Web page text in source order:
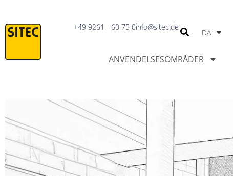
+49 9261 - 60 75 0info@sitec.de
DA
PT
ANVENDELSESOMRÅDER